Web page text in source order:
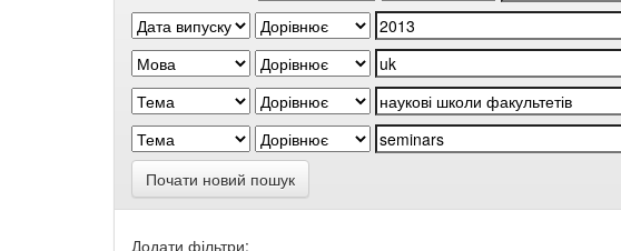
Почати новий пошук
Додати фільтри: